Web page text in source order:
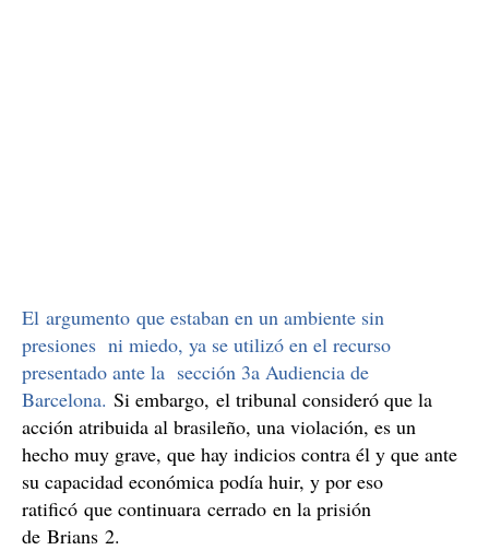
El argumento que estaban en un ambiente sin
presiones ni miedo, ya se utilizó en el recurso
presentado ante la sección 3a Audiencia de
Barcelona. Si embargo, el tribunal consideró que la
acción atribuida al brasileño, una violación, es un
hecho muy grave, que hay indicios contra él y que ante
su capacidad económica podía huir, y por eso
ratificó que continuara cerrado en la prisión
de Brians 2.